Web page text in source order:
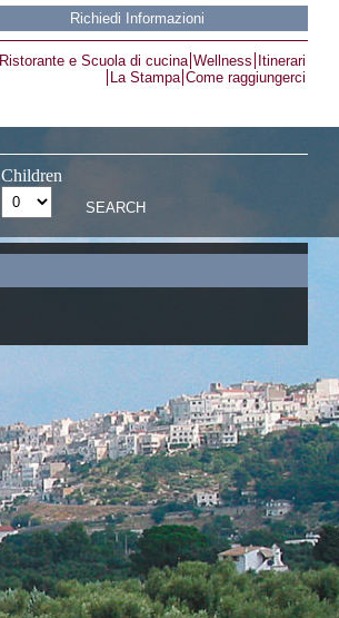
Richiedi Informazioni
Itinerari
Wellness
Ristorante e Scuola di cucina
Come raggiungerci
La Stampa
Children